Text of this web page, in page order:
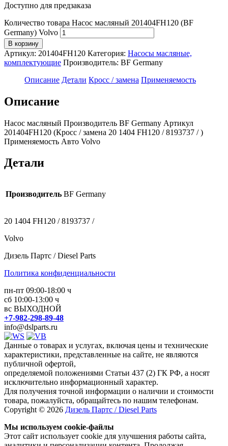
Доступно для предзаказа
Количество товара Насос масляный 201404FH120 (BF
Germany) Volvo
В корзину
Артикул: 201404FH120 Категория: Насосы масляные,
комплектующие Производитель: BF Germany
Описание Детали Кросс / замена Применяемость
Описание
Насос масляный Производитель BF Germany Артикул
201404FH120 (Кросс / замена 20 1404 FH120 / 8193737 / )
Применяемость Авто Volvo
Детали
Производитель BF Germany
20 1404 FH120 / 8193737 /
Volvo
Дизель Партс / Diesel Parts
Политика конфиденциальности
пн-пт 09:00-18:00 ч
сб 10:00-13:00 ч
вс ВЫХОДНОЙ
+7-982-298-89-48
info@dslparts.ru
Данные о товарах и услугах, включая цены и технические
характеристики, представленные на сайте, не являются
публичной офертой,
определяемой положениями Статьи 437 (2) ГК РФ, а носят
исключительно информационный характер.
Для получения точной информации о наличии и стоимости
товара, пожалуйста, обращайтесь по нашим телефонам.
Copyright © 2026 Дизель Партс / Diesel Parts
Мы используем cookie-файлы
Этот сайт использует cookie для улучшения работы сайта,